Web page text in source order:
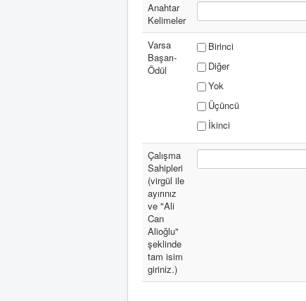
Anahtar
Kelimeler
Varsa
Başarı-
Ödül
Birinci
Diğer
Yok
Üçüncü
İkinci
Çalışma
Sahipleri
(virgül ile
ayırınız
ve "Ali
Can
Alioğlu"
şeklinde
tam isim
giriniz.)